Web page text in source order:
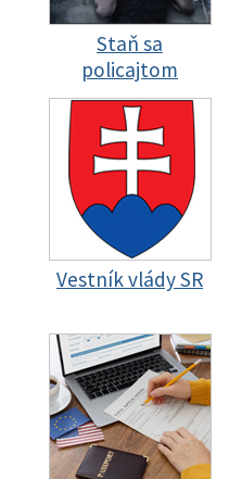
Staň sa
policajtom
Vestník vlády SR